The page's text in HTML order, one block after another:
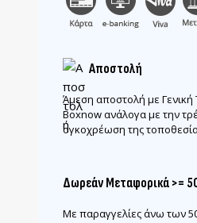
Αποστολή
Άμεση αποστολή με Γενική
Boxnow ανάλογα με την
ογκοχρέωση της
Δωρεάν Μεταφορικά >=
Με παραγγελίες άνω των